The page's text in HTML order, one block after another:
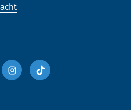
YoutubeInstagram